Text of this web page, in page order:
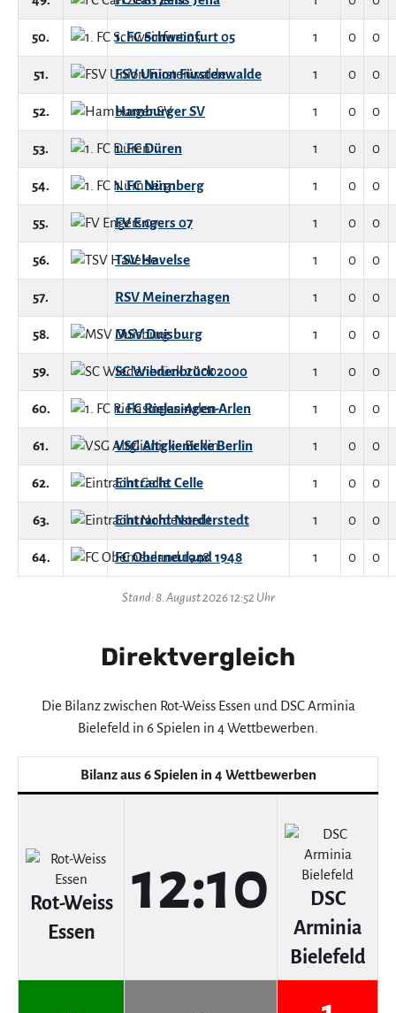
50. 1. FC Schweinfurt 05 1 0 0
51. FSV Union Fürstenwalde 1 0 0
52. Hamburger SV 1 0 0
53. 1. FC Düren 1 0 0
54. 1. FC Nürnberg 1 0 0
55. FV Engers 07 1 0 0
56. TSV Havelse 1 0 0
57. RSV Meinerzhagen 1 0 0
58. MSV Duisburg 1 0 0
59. SC Wiedenbrück 2000 1 0 0
60. 1. FC Rielasingen-Arlen 1 0 0
61. VSG Altglienicke Berlin 1 0 0
62. Eintracht Celle 1 0 0
63. Eintracht Norderstedt 1 0 0
64. FC Oberneuland 1948 1 0 0
Stand: 8. August 2026 12:52 Uhr
Direktvergleich
Die Bilanz zwischen Rot-Weiss Essen und DSC Arminia
Bielefeld in 6 Spielen in 4 Wettbewerben.
Bilanz aus 6 Spielen in 4 Wettbewerben
Rot-Weiss
Essen
12:10
DSC
Arminia
Bielefeld